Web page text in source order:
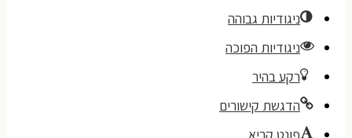
ניגודיות גבוהה
ניגודיות הפוכה
רקע בהיר
הדגשת קישורים